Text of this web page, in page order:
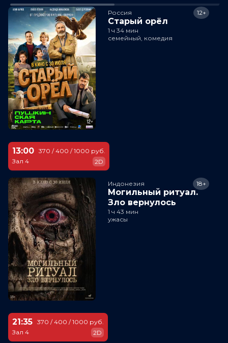
Россия
Старый орёл
12+
1 ч 34 мин
семейный, комедия
13:00
Зал 4
370 / 400 / 1000 руб.
2D
Индонезия
Могильный ритуал.
Зло вернулось
18+
1 ч 43 мин
ужасы
21:35
Зал 4
370 / 400 / 1000 руб.
2D